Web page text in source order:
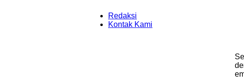
Redaksi
Kontak Kami